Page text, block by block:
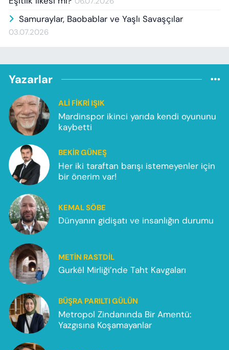
Samuraylar, Baobablar ve Yaşlı Savaşçılar
03.07.2026
Yazarlar
ALI FIKRI IŞIK
Mardinspor ikinci yarıda kendi oyununu
kaybetti
BEKIR GÜNEŞ
Her iki taraftan barışı istemeyenler için
bir önerim var!
KEMAL SÖBE
Dünyanın gidişatı ve insanlığın durumu
METIN RASTDIL
Gurkêl Mirliği’nde Taht Kavgaları
BÜŞRA PARILTI GÜLÜN
Metropol Zindanında Bir Amentü:
Yazgısına Koşamayanlar